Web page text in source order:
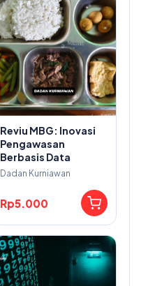
Reviu MBG: Inovasi
Pengawasan
Berbasis Data
Dadan Kurniawan
Rp5.000